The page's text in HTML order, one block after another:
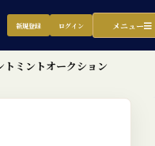
新規登録 ログイン メニュー
トミントオークション